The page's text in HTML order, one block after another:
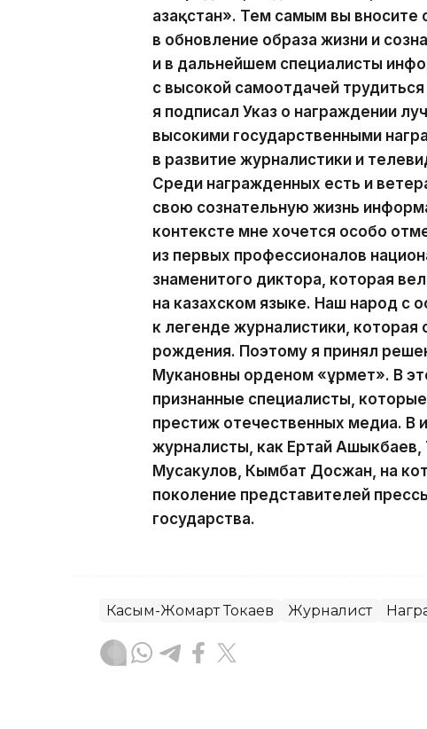
Қазақстан». Тем самым вы
в обновление образа жизни и
и в дальнейшем специалисты
с высокой самоотдачей
я подписал Указ о награждении
высокими государственными
в развитие журналистики и
Среди награжденных есть и
свою сознательную жизнь
контексте мне хочется особо
из первых профессионалов
знаменитого диктора, которая
на казахском языке. Наш народ с
к легенде журналистики,
рождения. Поэтому я принял
Мукановны орденом «Құрмет». В
признанные специалисты,
престиж отечественных медиа. В
журналисты, как Ертай Ашыкбаев,
Мусакулов, Кымбат Досжан, на
поколение представителей
государства.
Касым-Жомарт Токаев Журналист